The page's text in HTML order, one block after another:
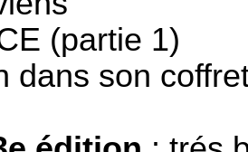
(partie 1)
dans son